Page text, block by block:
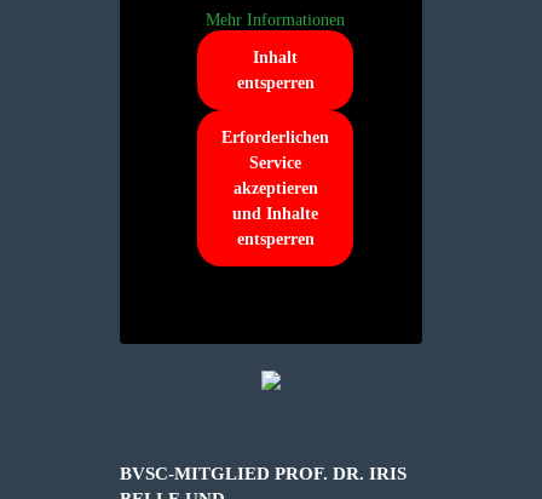
Mehr Informationen
Inhalt
entsperren
Erforderlichen
Service
akzeptieren
und Inhalte
entsperren
BVSC-MITGLIED PROF. DR. IRIS